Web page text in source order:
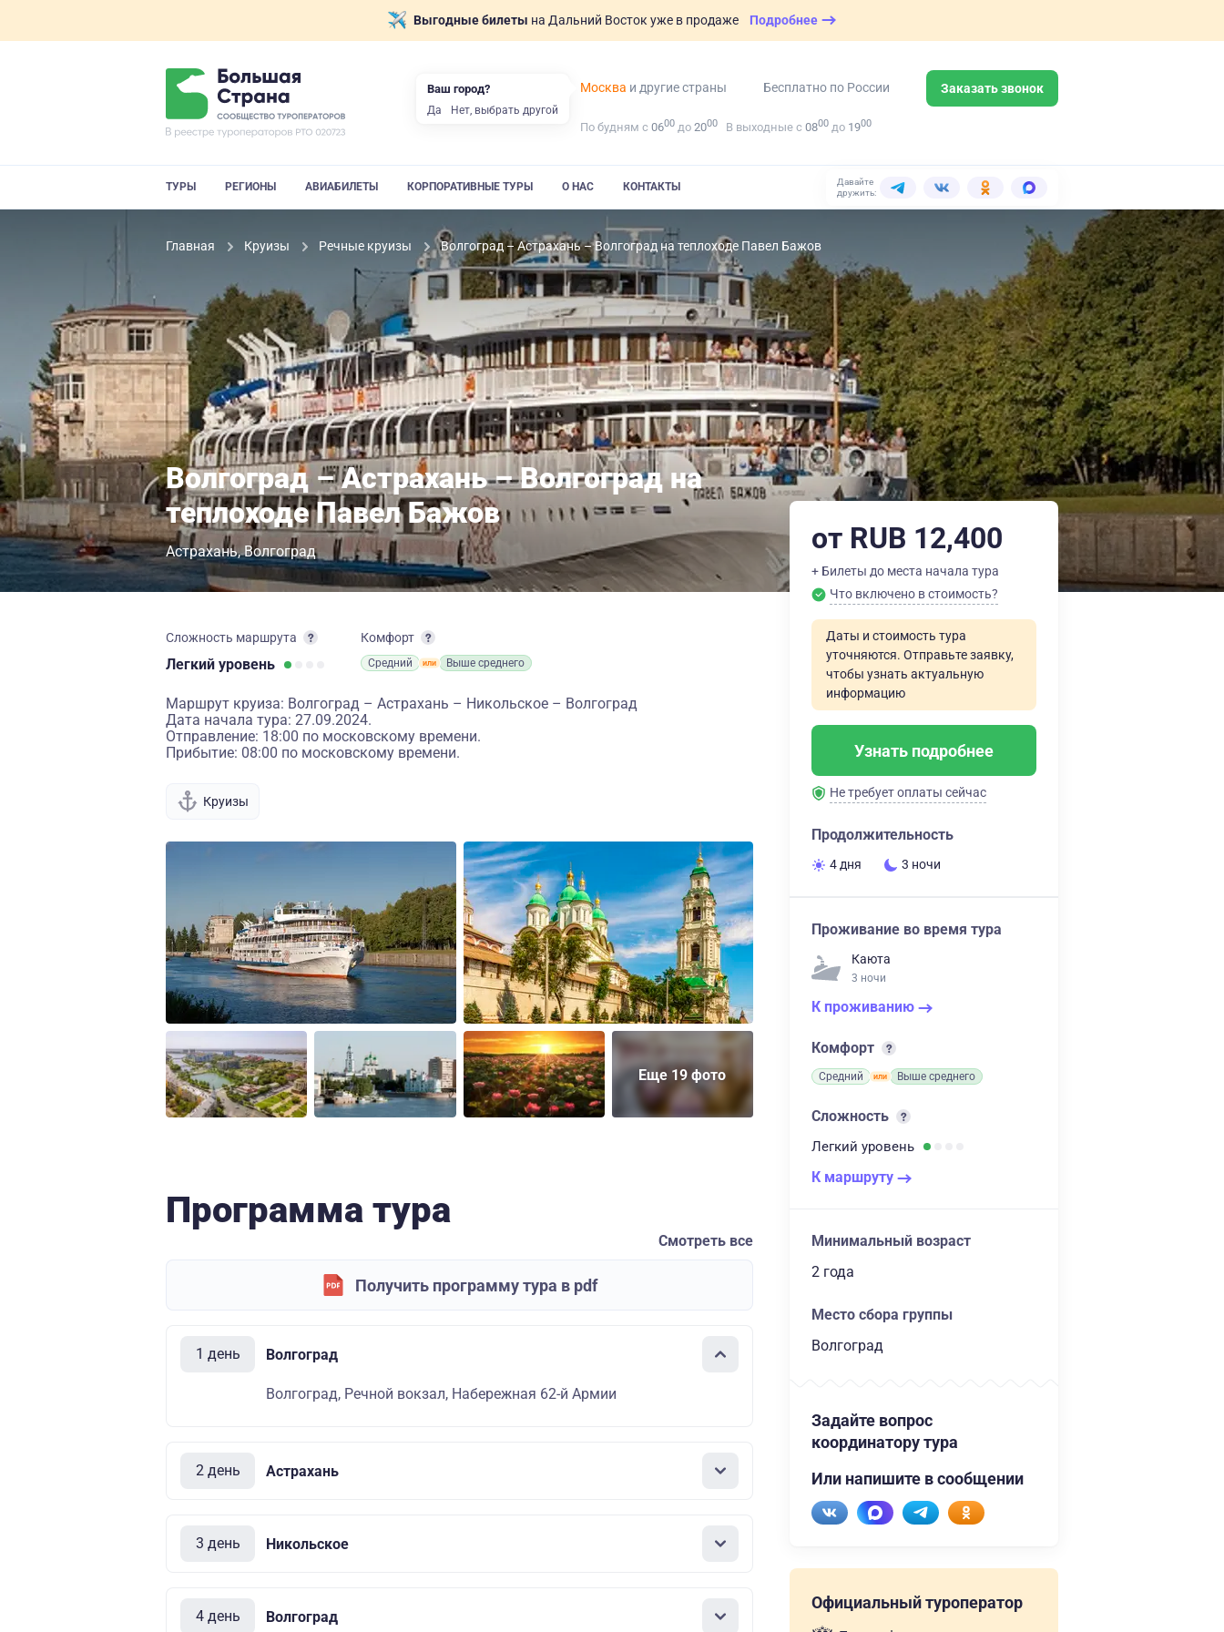
Выгодные билеты на Дальний Восток уже в продаже Подробнее
Москва и другие страны Бесплатно по России Заказать звонок
По будням с 0600 до 2000 В выходные с 0800 до 1900
ТУРЫ РЕГИОНЫ АВИАБИЛЕТЫ КОРПОРАТИВНЫЕ ТУРЫ О НАС КОНТАКТЫ
Давайте
дружить:
Главная Круизы Речные круизы Волгоград – Астрахань – Волгоград на теплоходе Павел Бажов
Волгоград – Астрахань – Волгоград на
теплоходе Павел Бажов
Астрахань Волгоград
Сложность маршрута
Легкий уровень
Комфорт
Средний Выше среднего
Маршрут круиза: Волгоград – Астрахань – Никольское – Волгоград
Дата начала тура: 27.09.2024.
Отправление: 18:00 по московскому времени.
Прибытие: 08:00 по московскому времени.
Круизы
Еще 19 фото
Программа тура
Смотреть все
Получить программу тура в pdf
1 день Волгоград
Волгоград, Речной вокзал, Набережная 62-й Армии
2 день Астрахань
3 день Никольское
4 день Волгоград
от RUB 12,400
+ Билеты до места начала тура
Что включено в стоимость?
Даты и стоимость тура
уточняются. Отправьте заявку,
чтобы узнать актуальную
информацию
Узнать подробнее
Не требует оплаты сейчас
Продолжительность
4 дня 3 ночи
Проживание во время тура
Каюта
3 ночи
К проживанию
Комфорт
Средний Выше среднего
Сложность
Легкий уровень
К маршруту
Минимальный возраст
2 года
Место сбора группы
Волгоград
Задайте вопрос
координатору тура
Или напишите в сообщении
Официальный туроператор
Ваш город?
Да Нет, выбрать другой